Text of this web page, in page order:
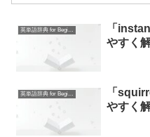
英単語辞典 for Beginners
「
やすく
英単語辞典 for Beginners
「
やすく